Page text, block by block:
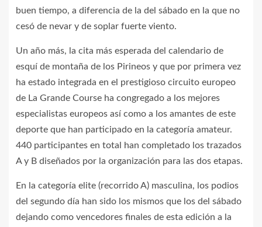
buen tiempo, a diferencia de la del sábado en la que no
cesó de nevar y de soplar fuerte viento.
Un año más, la cita más esperada del calendario de
esquí de montaña de los Pirineos y que por primera vez
ha estado integrada en el prestigioso circuito europeo
de La Grande Course ha congregado a los mejores
especialistas europeos así como a los amantes de este
deporte que han participado en la categoría amateur.
440 participantes en total han completado los trazados
A y B diseñados por la organización para las dos etapas.
En la categoría elite (recorrido A) masculina, los podios
del segundo día han sido los mismos que los del sábado
dejando como vencedores finales de esta edición a la